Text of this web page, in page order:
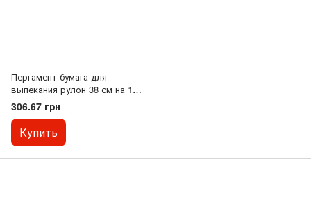
Пергамент-бумага для
выпекания рулон 38 см на 100
м. пергамент, коричневая
306.67 грн
Купить